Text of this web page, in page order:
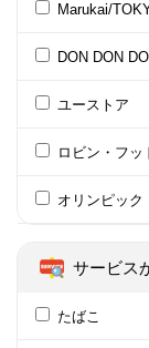
Marukai/
DON DON
ユーストア
ロビン・フッ
オリンピック
サービス
たばこ